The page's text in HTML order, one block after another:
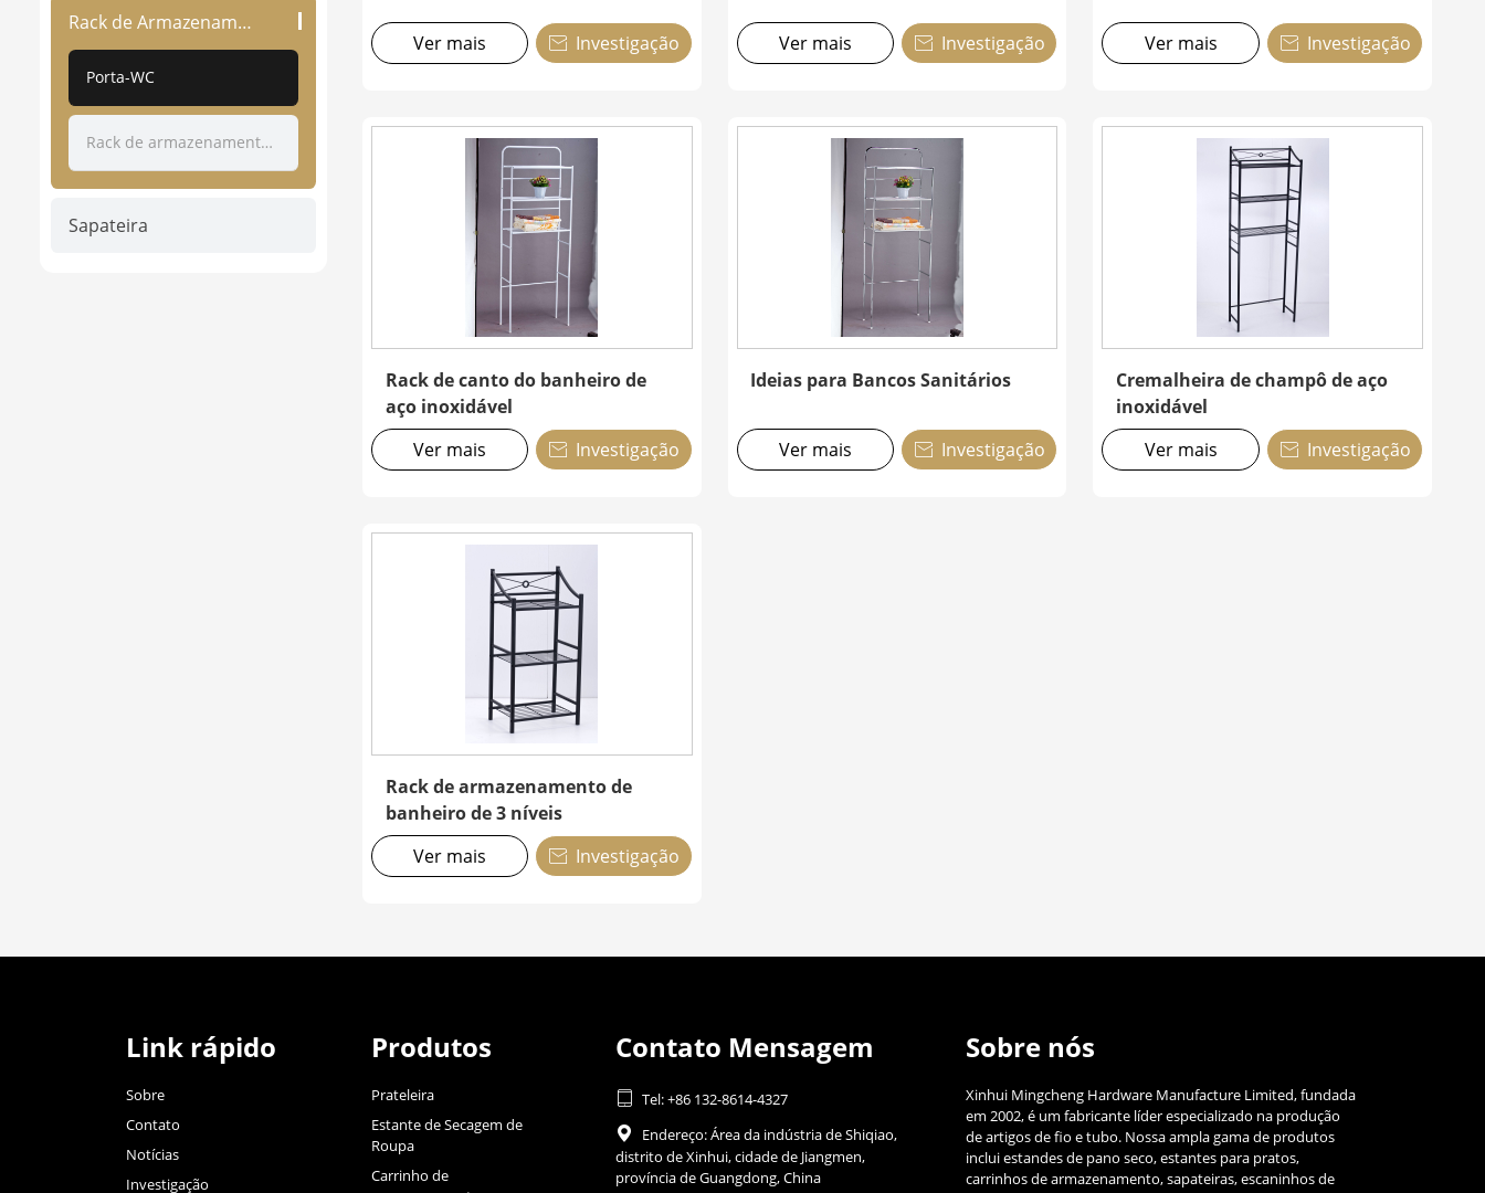
Rack de Armazenamento
Porta-WC
Rack de armazenamento de cozinha
Sapateira
Ver mais  Investigação Ver mais  Investigação Ver mais  Investigação
Rack de canto do banheiro de
aço inoxidável
Ver mais
 Investigação
Ideias para Bancos Sanitários
Ver mais  Investigação
Cremalheira de champô de aço
inoxidável
Ver mais
 Investigação
Rack de armazenamento de
banheiro de 3 níveis
Ver mais
 Investigação
Link rápido
Sobre
Contato
Notícias
Investigação
Produtos
Prateleira
Estante de Secagem de
Roupa
Carrinho de
Contato Mensagem
 Tel: +86 132-8614-4327

Endereço: Área da indústria de Shiqiao,
distrito de Xinhui, cidade de Jiangmen,
província de Guangdong, China
Sobre nós
Xinhui Mingcheng Hardware Manufacture Limited, fundada
em 2002, é um fabricante líder especializado na produção
de artigos de fio e tubo. Nossa ampla gama de produtos
inclui estandes de pano seco, estantes para pratos,
carrinhos de armazenamento, sapateiras, escaninhos de